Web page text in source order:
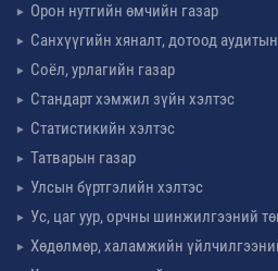
Орон нутгийн өмчийн газар
Санхүүгийн хяналт, дотоод
Соёл, урлагийн газар
Стандарт хэмжил зүйн хэлтэс
Статистикийн хэлтэс
Татварын газар
Улсын бүртгэлийн хэлтэс
Ус, цаг уур, орчны шинжилгээний
Хөдөлмөр, халамжийн